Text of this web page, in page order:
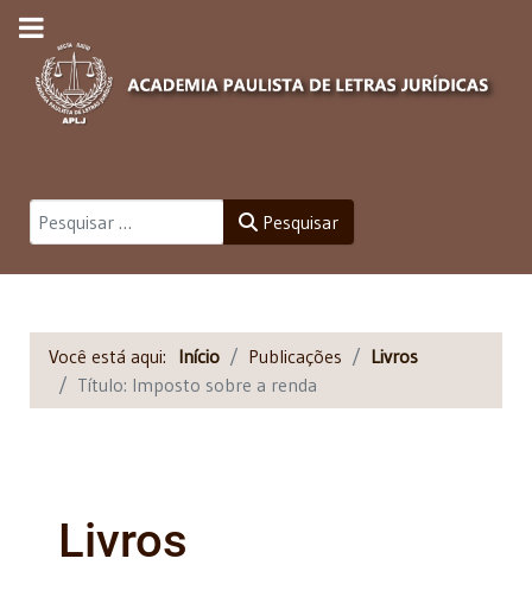
Pesquisar Pesquisar
Você está aqui: Início Publicações
Livros
Título: Imposto sobre a renda
Livros